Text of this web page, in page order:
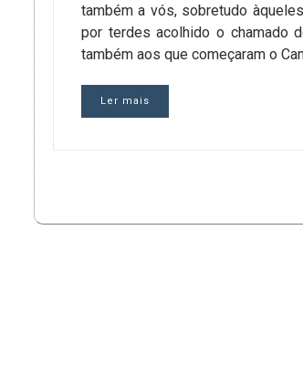
também a vós, sobretudo
por terdes acolhido o chamado
também aos que começaram o
Ler mais